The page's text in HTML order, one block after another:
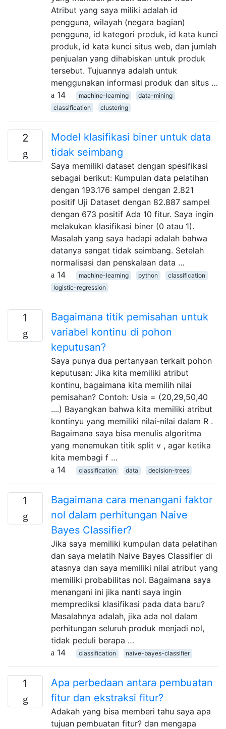
Atribut yang saya miliki adalah id
pengguna, wilayah (negara bagian)
pengguna, id kategori produk, id kata kunci
produk, id kata kunci situs web, dan jumlah
penjualan yang dihabiskan untuk produk
tersebut. Tujuannya adalah untuk
menggunakan informasi produk dan situs …
14
machine-learning
data-mining
classification
clustering
2
Model klasifikasi biner untuk data
tidak seimbang
Saya memiliki dataset dengan spesifikasi
sebagai berikut: Kumpulan data pelatihan
dengan 193.176 sampel dengan 2.821
positif Uji Dataset dengan 82.887 sampel
dengan 673 positif Ada 10 fitur. Saya ingin
melakukan klasifikasi biner (0 atau 1).
Masalah yang saya hadapi adalah bahwa
datanya sangat tidak seimbang. Setelah
normalisasi dan penskalaan data …
14
machine-learning python
classification
logistic-regression
1
Bagaimana titik pemisahan untuk
variabel kontinu di pohon
keputusan?
Saya punya dua pertanyaan terkait pohon
keputusan: Jika kita memiliki atribut
kontinu, bagaimana kita memilih nilai
pemisahan? Contoh: Usia = (20,29,50,40
....) Bayangkan bahwa kita memiliki atribut
kontinyu yang memiliki nilai-nilai dalam R .
Bagaimana saya bisa menulis algoritma
yang menemukan titik split v , agar ketika
kita membagi f …
14
classification data decision-trees
1
Bagaimana cara menangani faktor
nol dalam perhitungan Naive
Bayes Classifier?
Jika saya memiliki kumpulan data pelatihan
dan saya melatih Naive Bayes Classifier di
atasnya dan saya memiliki nilai atribut yang
memiliki probabilitas nol. Bagaimana saya
menangani ini jika nanti saya ingin
memprediksi klasifikasi pada data baru?
Masalahnya adalah, jika ada nol dalam
perhitungan seluruh produk menjadi nol,
tidak peduli berapa …
14
classification naive-bayes-classifier
1
Apa perbedaan antara pembuatan
fitur dan ekstraksi fitur?
Adakah yang bisa memberi tahu saya apa
tujuan pembuatan fitur? dan mengapa